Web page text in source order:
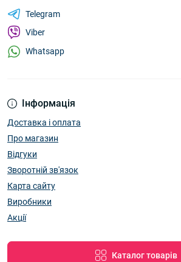
Інформація
Доставка і оплата
Про магазин
Відгуки
Зворотній зв'язок
Карта сайту
Виробники
Акції
Каталог товарів
Telegram
Viber
Whatsapp